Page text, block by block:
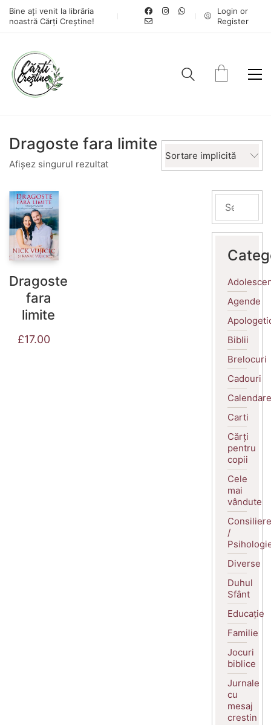
Bine ați venit la librăria
noastră Cărți Creștine!
Login or
Register
Dragoste fara limite
Afișez singurul rezultat
Sortare implicită
Dragoste
fara
limite
£17.00
Agende
Biblii
Brelocuri
Cadouri
Calendare
Carti
Cărți
pentru
copii
Cele
mai
vândute
Consiliere
/
Diverse
Duhul
Sfânt
Educație
Familie
Jocuri
biblice
Jurnale
cu
mesaj
crestin